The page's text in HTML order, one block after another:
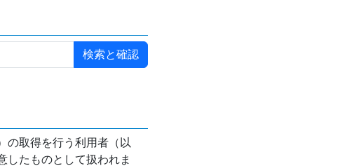
の取得を行う利用者（以
したものとして扱われま